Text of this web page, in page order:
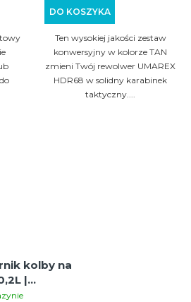
DO KOSZYKA
Ten wysokiej jakości zestaw
konwersyjny w kolorze TAN
zmieni Twój rewolwer UMAREX
HDR68 w solidny karabinek
taktyczny....
kolby na
|
| CZARNY